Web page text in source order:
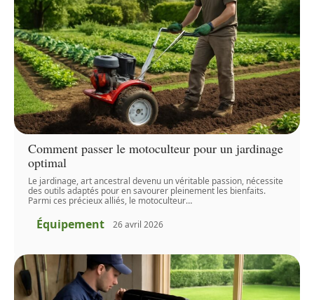
Comment passer le motoculteur pour un jardinage
optimal
Le jardinage, art ancestral devenu un véritable passion, nécessite
des outils adaptés pour en savourer pleinement les bienfaits.
Parmi ces précieux alliés, le motoculteur…
Équipement 26 avril 2026